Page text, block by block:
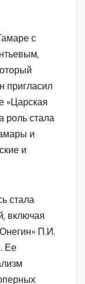
с
пригласил
«Царская
роль стала
и
и
стала
включая
П.И.
Ее